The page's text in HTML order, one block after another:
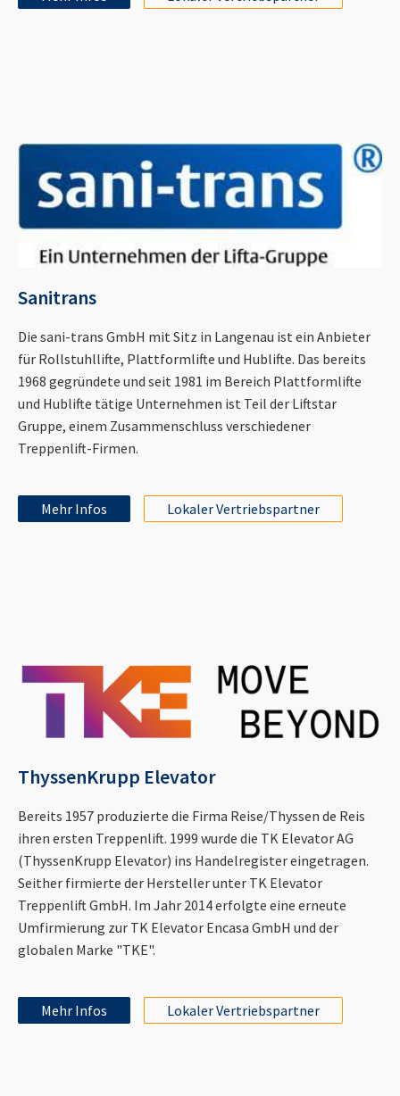
Sanitrans
Die sani-trans GmbH mit Sitz in Langenau ist ein Anbieter
für Rollstuhllifte, Plattformlifte und Hublifte. Das bereits
1968 gegründete und seit 1981 im Bereich Plattformlifte
und Hublifte tätige Unternehmen ist Teil der Liftstar
Gruppe, einem Zusammenschluss verschiedener
Treppenlift-Firmen.
Mehr Infos Lokaler Vertriebspartner
ThyssenKrupp Elevator
Bereits 1957 produzierte die Firma Reise/Thyssen de Reis
ihren ersten Treppenlift. 1999 wurde die TK Elevator AG
(ThyssenKrupp Elevator) ins Handelregister eingetragen.
Seither firmierte der Hersteller unter TK Elevator
Treppenlift GmbH. Im Jahr 2014 erfolgte eine erneute
Umfirmierung zur TK Elevator Encasa GmbH und der
globalen Marke "TKE".
Mehr Infos Lokaler Vertriebspartner